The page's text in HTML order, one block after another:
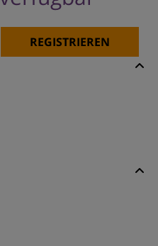
REGISTRIEREN